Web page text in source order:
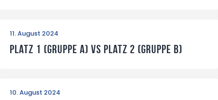
11. August 2024
Platz 1 (Gruppe A) vs Platz 2 (Gruppe B)
10. August 2024